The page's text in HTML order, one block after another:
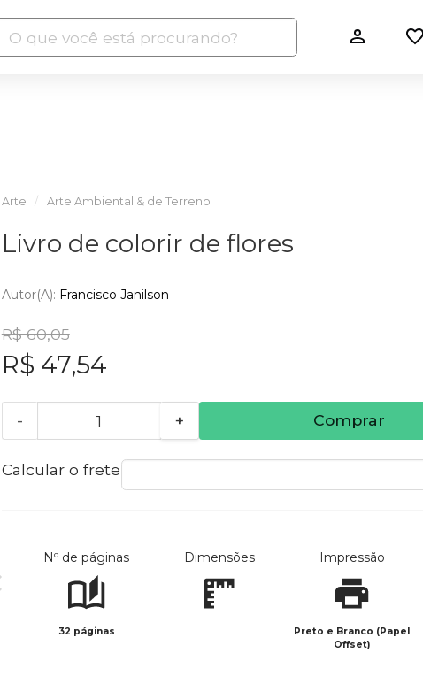
Arte Arte Ambiental & de Terreno
Livro de colorir de flores
Autor(a): Francisco Janilson
R$ 60,05
R$ 47,54
- + Comprar
Calcular o frete
Nº de páginas
32 páginas
Dimensões Impressão
Preto e Branco (Papel
Offset)